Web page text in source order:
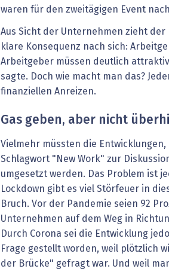
waren für den zweitägigen Event
Aus Sicht der Unternehmen zieht der
klare Konsequenz nach sich:
Arbeitgeber müssen deutlich
sagte. Doch wie macht man das?
finanziellen Anreizen.
Gas geben, aber nicht
Vielmehr müssten die
Schlagwort "New Work" zur
umgesetzt werden. Das Problem ist
Lockdown gibt es viel Störfeuer in
Bruch. Vor der Pandemie seien 92
Unternehmen auf dem Weg in
Durch Corona sei die Entwicklung
Frage gestellt worden, weil plötzlich
der Brücke" gefragt war. Und weil